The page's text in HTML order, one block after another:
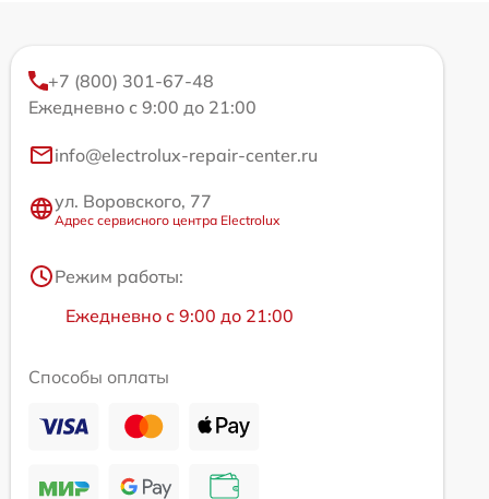
+7 (800) 301-67-48
Ежедневно с 9:00 до 21:00
info@electrolux-repair-center.ru
ул. Воровского, 77
Адрес сервисного центра Electrolux
Режим работы:
Ежедневно с 9:00 до 21:00
Способы оплаты